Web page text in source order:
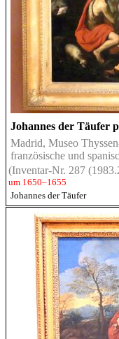
Johannes der Täufer
Madrid, Museo
französische und
(Inventar-Nr. 287
um 1650–1655
Johannes der Täufer